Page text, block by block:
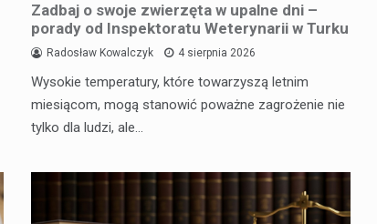
Zadbaj o swoje zwierzęta w upalne dni –
porady od Inspektoratu Weterynarii w Turku
Radosław Kowalczyk 4 sierpnia 2026
Wysokie temperatury, które towarzyszą letnim
miesiącom, mogą stanowić poważne zagrożenie nie
tylko dla ludzi, ale…